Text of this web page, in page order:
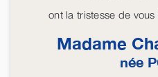
ont la tristesse de
Madame
née